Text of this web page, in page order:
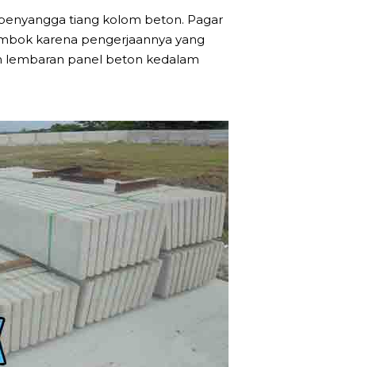
tiang kolom beton. Pagar
karena pengerjaannya yang
lembaran panel beton kedalam